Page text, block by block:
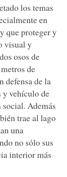
los temas
en
que proteger y
visual y
osos de
de
defensa de la
y vehículo de
Además
trae al lago
una
no sólo sus
interior más